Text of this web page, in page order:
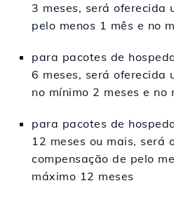
3 meses, será oferecida
pelo menos 1 mês e no
para pacotes de
6 meses, será oferecida
no mínimo 2 meses e no
para pacotes de
12 meses ou mais, será
compensação de pelo
máximo 12 meses